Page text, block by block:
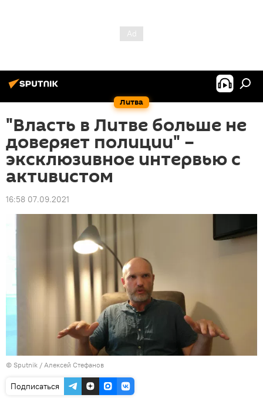
Литва
"Власть в Литве больше не
доверяет полиции" –
эксклюзивное интервью с
активистом
16:58 07.09.2021
© Sputnik / Алексей Стефанов
Подписаться